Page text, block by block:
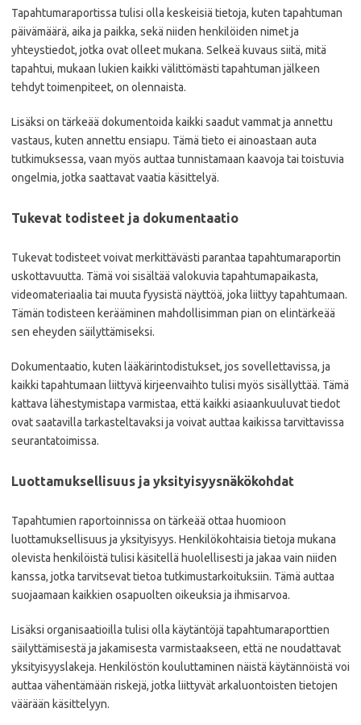
Tapahtumaraportissa tulisi olla keskeisiä tietoja, kuten tapahtuman
päivämäärä, aika ja paikka, sekä niiden henkilöiden nimet ja
yhteystiedot, jotka ovat olleet mukana. Selkeä kuvaus siitä, mitä
tapahtui, mukaan lukien kaikki välittömästi tapahtuman jälkeen
tehdyt toimenpiteet, on olennaista.
Lisäksi on tärkeää dokumentoida kaikki saadut vammat ja annettu
vastaus, kuten annettu ensiapu. Tämä tieto ei ainoastaan auta
tutkimuksessa, vaan myös auttaa tunnistamaan kaavoja tai toistuvia
ongelmia, jotka saattavat vaatia käsittelyä.
Tukevat todisteet ja dokumentaatio
Tukevat todisteet voivat merkittävästi parantaa tapahtumaraportin
uskottavuutta. Tämä voi sisältää valokuvia tapahtumapaikasta,
videomateriaalia tai muuta fyysistä näyttöä, joka liittyy tapahtumaan.
Tämän todisteen kerääminen mahdollisimman pian on elintärkeää
sen eheyden säilyttämiseksi.
Dokumentaatio, kuten lääkärintodistukset, jos sovellettavissa, ja
kaikki tapahtumaan liittyvä kirjeenvaihto tulisi myös sisällyttää. Tämä
kattava lähestymistapa varmistaa, että kaikki asiaankuuluvat tiedot
ovat saatavilla tarkasteltavaksi ja voivat auttaa kaikissa tarvittavissa
seurantatoimissa.
Luottamuksellisuus ja yksityisyysnäkökohdat
Tapahtumien raportoinnissa on tärkeää ottaa huomioon
luottamuksellisuus ja yksityisyys. Henkilökohtaisia tietoja mukana
olevista henkilöistä tulisi käsitellä huolellisesti ja jakaa vain niiden
kanssa, jotka tarvitsevat tietoa tutkimustarkoituksiin. Tämä auttaa
suojaamaan kaikkien osapuolten oikeuksia ja ihmisarvoa.
Lisäksi organisaatioilla tulisi olla käytäntöjä tapahtumaraporttien
säilyttämisestä ja jakamisesta varmistaakseen, että ne noudattavat
yksityisyyslakeja. Henkilöstön kouluttaminen näistä käytännöistä voi
auttaa vähentämään riskejä, jotka liittyvät arkaluontoisten tietojen
väärään käsittelyyn.